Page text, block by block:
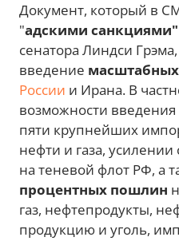
Документ, который в
"адскими санкциями"
сенатора Линдси
введение
России и Ирана. В
возможности введения
пяти крупнейших
нефти и газа,
на теневой флот РФ, а
процентных пошлин
газ, нефтепродукты,
продукцию и уголь,